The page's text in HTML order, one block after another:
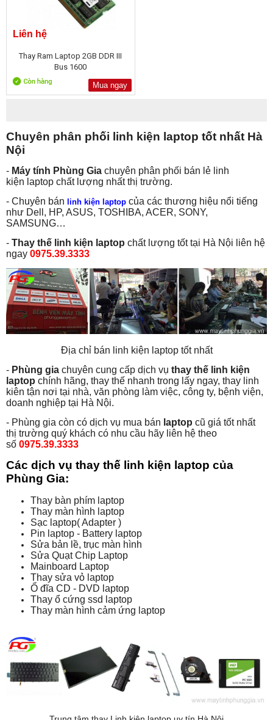
Liên hệ
Thay Ram Laptop 2GB DDR III
Bus 1600
Mua ngay
Chuyên phân phối linh kiện laptop tốt nhất Hà
Nội
- Máy tính Phùng Gia chuyên phân phối bán lẻ linh
kiện laptop chất lượng nhất thị trường.
- Chuyên bán linh kiện laptop của các thương hiệu nổi tiếng
như Dell, HP, ASUS, TOSHIBA, ACER, SONY,
SAMSUNG…
- Thay thế linh kiện laptop chất lượng tốt tại Hà Nội liên hệ
ngay 0975.39.3333
Địa chỉ bán linh kiện laptop tốt nhất
- Phùng gia chuyên cung cấp dịch vụ thay thế linh kiện
laptop chính hãng, thay thế nhanh trong lấy ngay, thay linh
kiên tận nơi tại nhà, văn phòng làm việc, công ty, bệnh viện,
doanh nghiệp tại Hà Nội.
- Phùng gia còn có dịch vụ mua bán laptop cũ giá tốt nhất
thị trường quý khách có nhu cầu hãy liên hệ theo
số 0975.39.3333
Các dịch vụ thay thế linh kiện laptop của
Phùng Gia:
Thay bàn phím laptop
Thay màn hình laptop
Sạc laptop( Adapter )
Pin laptop - Battery laptop
Sửa bản lề, trục màn hình
Sửa Quạt Chip Laptop
Mainboard Laptop
Thay sửa vỏ laptop
Ổ đĩa CD - DVD laptop
Thay ổ cứng ssd laptop
Thay màn hình cảm ứng laptop